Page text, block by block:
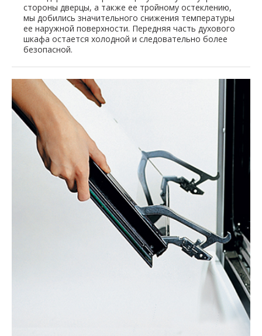
стороны дверцы, а также ее тройному остеклению,
мы добились значительного снижения температуры
ее наружной поверхности. Передняя часть духового
шкафа остается холодной и следовательно более
безопасной.